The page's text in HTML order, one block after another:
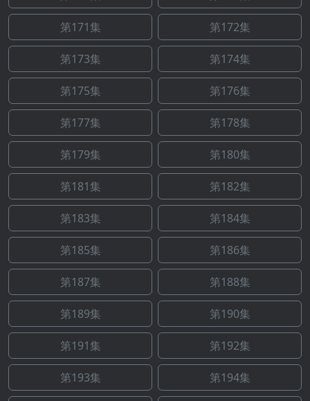
第171集 第172集
第173集 第174集
第175集 第176集
第177集 第178集
第179集 第180集
第181集 第182集
第183集 第184集
第185集 第186集
第187集 第188集
第189集 第190集
第191集 第192集
第193集 第194集